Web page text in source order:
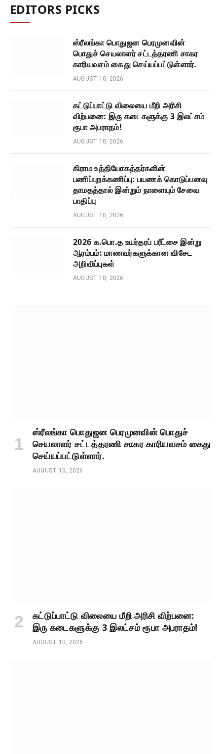
EDITORS PICKS
ஸ்ரீலங்கா பொதுஜன பெரமுனவின்
பொதுச் செயலாளர் சட்டத்தரணி சாகர
காரியவசம் கைது செய்யப்பட்டுள்ளார்.
AUGUST 10, 2026
கட்டுப்பாட்டு விலையை மீறி அரிசி
விற்பனை: இரு கடைகளுக்கு 3 இலட்சம்
ரூபா அபராதம்!
AUGUST 10, 2026
கிராம உத்தியோகத்தர்களின்
பணிப்புறக்கணிப்பு: பயணக் கொடுப்பனவு
தாமதத்தால் இன்றும் நாளையும் சேவை
பாதிப்பு
AUGUST 10, 2026
2026 க.பொ.த உயர்தரப் பரீட்சை இன்று
ஆரம்பம்: மாணவர்களுக்கான விசேட
அறிவிப்புகள்
AUGUST 10, 2026
ஸ்ரீலங்கா பொதுஜன பெரமுனவின் பொதுச்
செயலாளர் சட்டத்தரணி சாகர காரியவசம் கைது
செய்யப்பட்டுள்ளார்.
AUGUST 10, 2026
கட்டுப்பாட்டு விலையை மீறி அரிசி விற்பனை:
இரு கடைகளுக்கு 3 இலட்சம் ரூபா அபராதம்!
AUGUST 10, 2026